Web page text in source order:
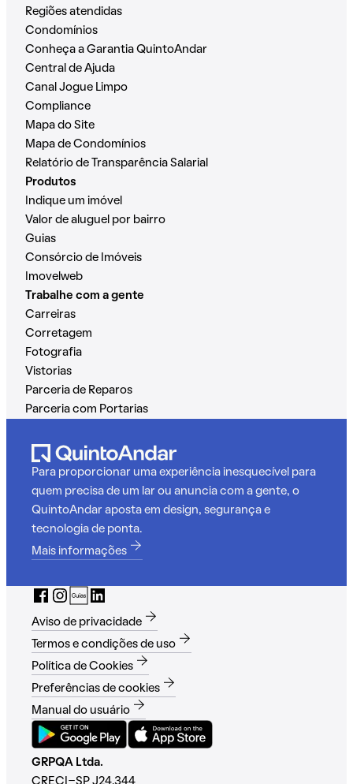
Regiões atendidas
Condomínios
Conheça a Garantia QuintoAndar
Central de Ajuda
Canal Jogue Limpo
Compliance
Mapa do Site
Mapa de Condomínios
Relatório de Transparência Salarial
Produtos
Indique um imóvel
Valor de aluguel por bairro
Guias
Consórcio de Imóveis
Imovelweb
Trabalhe com a gente
Carreiras
Corretagem
Fotografia
Vistorias
Parceria de Reparos
Parceria com Portarias
Para proporcionar uma experiência inesquecível para
quem precisa de um lar ou anuncia com a gente, o
QuintoAndar aposta em design, segurança e
tecnologia de ponta.
Mais informações
Aviso de privacidade
Termos e condições de uso
Política de Cookies
Preferências de cookies
Manual do usuário
GRPQA Ltda.